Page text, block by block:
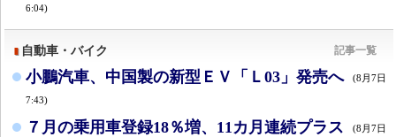
6:04)
自動車・バイク 記事一覧
小鵬汽車、中国製の新型ＥＶ「Ｌ03」発売へ (8月7日
7:43)
７月の乗用車登録18％増、11カ月連続プラス (8月7日